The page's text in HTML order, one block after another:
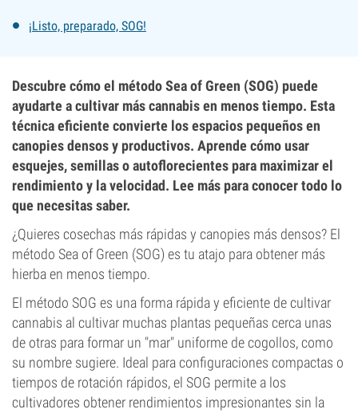
¡Listo, preparado, SOG!
Descubre cómo el método Sea of Green (SOG) puede
ayudarte a cultivar más cannabis en menos tiempo. Esta
técnica eficiente convierte los espacios pequeños en
canopies densos y productivos. Aprende cómo usar
esquejes, semillas o autoflorecientes para maximizar el
rendimiento y la velocidad. Lee más para conocer todo lo
que necesitas saber.
¿Quieres cosechas más rápidas y canopies más densos? El
método Sea of Green (SOG) es tu atajo para obtener más
hierba en menos tiempo.
El método SOG es una forma rápida y eficiente de cultivar
cannabis al cultivar muchas plantas pequeñas cerca unas
de otras para formar un "mar" uniforme de cogollos, como
su nombre sugiere. Ideal para configuraciones compactas o
tiempos de rotación rápidos, el SOG permite a los
cultivadores obtener rendimientos impresionantes sin la